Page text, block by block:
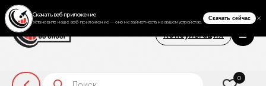
Консультация
0